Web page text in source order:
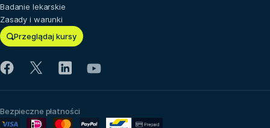
Przeglądaj kursy
Badanie lekarskie
Zasady i warunki
Bezpieczne płatności